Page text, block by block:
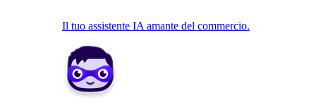
Il tuo assistente IA amante del commercio.